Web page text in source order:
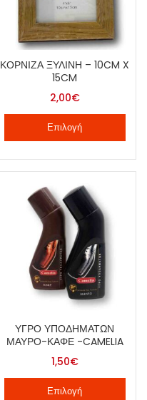
ΚΟΡΝΊΖΑ ΞΎΛΙΝΗ – 10CM X
15CM
2,00€
Επιλογή
ΥΓΡΌ ΥΠΟΔΗΜΆΤΩΝ
ΜΑΎΡΟ-ΚΑΦΈ -CAMELIA
1,50€
Επιλογή